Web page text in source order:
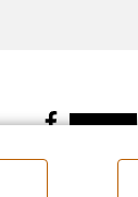
Facebook